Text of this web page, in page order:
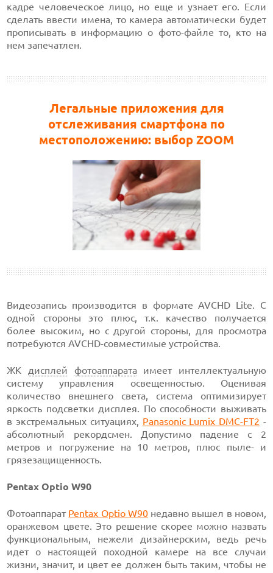
кадре человеческое лицо, но еще и узнает его. Если
сделать ввести имена, то камера автоматически будет
прописывать в информацию о фото-файле то, кто на
нем запечатлен.
Легальные приложения для
отслеживания смартфона по
местоположению: выбор ZOOM
Видеозапись производится в формате AVCHD Lite. С
одной стороны это плюс, т.к. качество получается
более высоким, но с другой стороны, для просмотра
потребуются AVCHD-совместимые устройства.
ЖК дисплей фотоаппаратаимеет интеллектуальную
систему управления освещенностью. Оценивая
количество внешнего света, система оптимизирует
яркость подсветки дисплея. По способности выживать
в экстремальных ситуациях, Panasonic Lumix DMC-FT2 -
абсолютный рекордсмен. Допустимо падение с 2
метров и погружение на 10 метров, плюс пыле- и
грязезащищенность.
Pentax Optio W90
Фотоаппарат Pentax Optio W90недавно вышел в новом,
оранжевом цвете. Это решение скорее можно назвать
функциональным, нежели дизайнерским, ведь речь
идет о настоящей походной камере на все случаи
жизни, значит, и цвет ее должен быть таким, чтобы не